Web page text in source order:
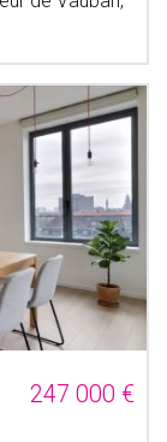
247 000 €